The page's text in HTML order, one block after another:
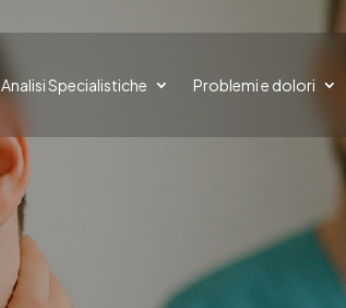
Analisi Specialistiche Problemi e dolori